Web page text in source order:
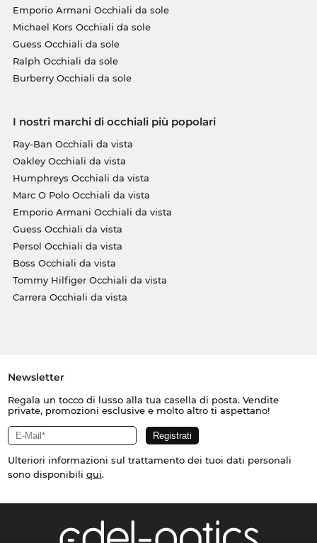
Emporio Armani Occhiali da sole
Michael Kors Occhiali da sole
Guess Occhiali da sole
Ralph Occhiali da sole
Burberry Occhiali da sole
I nostri marchi di occhiali più popolari
Ray-Ban Occhiali da vista
Oakley Occhiali da vista
Humphreys Occhiali da vista
Marc O Polo Occhiali da vista
Emporio Armani Occhiali da vista
Guess Occhiali da vista
Persol Occhiali da vista
Boss Occhiali da vista
Tommy Hilfiger Occhiali da vista
Carrera Occhiali da vista
Newsletter
Regala un tocco di lusso alla tua casella di posta. Vendite
private, promozioni esclusive e molto altro ti aspettano!
Ulteriori informazioni sul trattamento dei tuoi dati personali
sono disponibili qui.